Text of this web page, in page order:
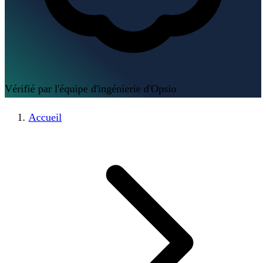
Vérifié par l'équipe d'ingénierie d'Opsio
Accueil